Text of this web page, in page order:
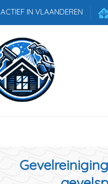
ACTIEF IN VLAANDEREN